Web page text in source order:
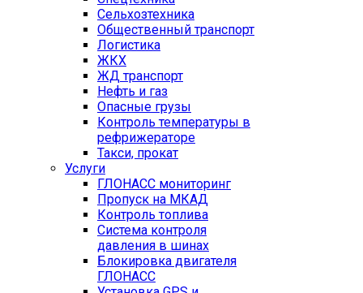
Сельхозтехника
Общественный транспорт
Логистика
ЖКХ
ЖД транспорт
Нефть и газ
Опасные грузы
Контроль температуры в
рефрижераторе
Такси, прокат
Услуги
ГЛОНАСС мониторинг
Пропуск на МКАД
Контроль топлива
Система контроля
давления в шинах
Блокировка двигателя
ГЛОНАСС